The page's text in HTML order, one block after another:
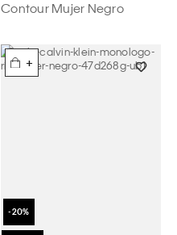
Contour Mujer Negro
+